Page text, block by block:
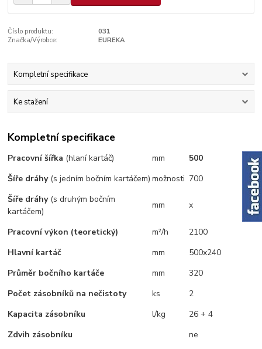
Číslo produktu:
031
Značka/Výrobce:
EUREKA
Kompletní specifikace
Ke stažení
Kompletní specifikace
Pracovní šířka (hlaní kartáč) mm
500
Šíře dráhy (s jedním bočním kartáčem) možnosti 700
Šíře dráhy (s druhým bočním
kartáčem)
mm x
Pracovní výkon (teoretický) m²/h
2100
Hlavní kartáč
mm
500x240
Průměr bočního kartáče
mm
320
Počet zásobníků na nečistoty
ks
2
Kapacita zásobníku
l/kg
26 + 4
Zdvih zásobníku
ne